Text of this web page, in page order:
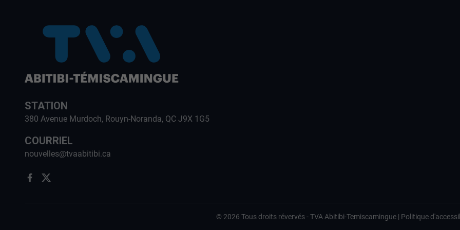
STATION
380 Avenue Murdoch, Rouyn-Noranda, QC J9X 1G5
COURRIEL
nouvelles@tvaabitibi.ca
© 2026 Tous droits révervés -TVA Abitibi-Temiscamingue | Politique